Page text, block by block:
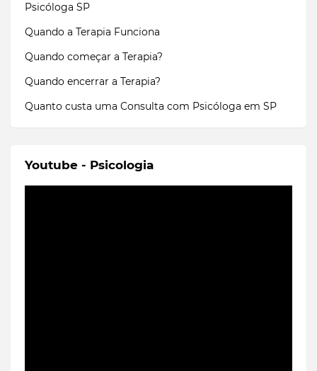
Psicóloga SP
Quando a Terapia Funciona
Quando começar a Terapia?
Quando encerrar a Terapia?
Quanto custa uma Consulta com Psicóloga em SP
Youtube - Psicologia